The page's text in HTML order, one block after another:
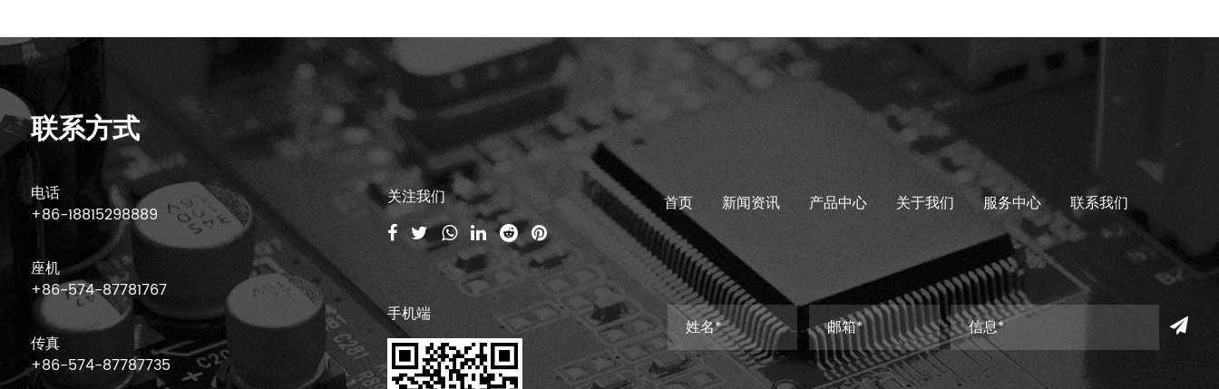
联系方式
电话
+86-18815298889
座机
+86-574-87781767
传真
+86-574-87787735
关注我们
手机端
首页 新闻资讯 产品中心 关于我们 服务中心 联系我们